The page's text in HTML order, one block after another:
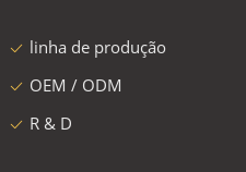
linha de produção
OEM / ODM
R & D